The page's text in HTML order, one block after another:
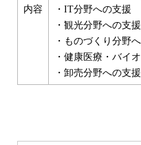
内容
・IT分野への支援
・観光分野への支援
・ものづくり分野
・健康医療・バイ
・卸売分野への支援